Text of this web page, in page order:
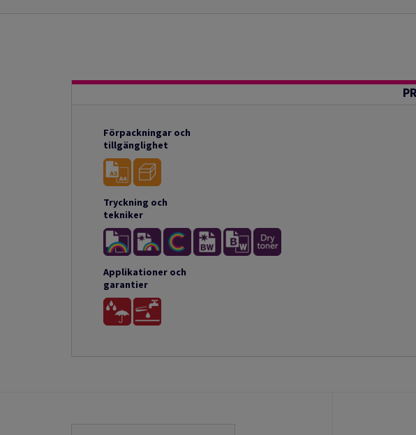
Förpackningar och
tillgänglighet
Tryckning och
tekniker
Applikationer och
garantier